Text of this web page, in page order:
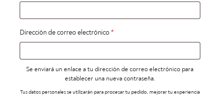
Dirección de correo electrónico *Obligatorio
Se enviará un enlace a tu dirección de correo electrónico para
establecer una nueva contraseña.
Tus datos personales se utilizarán para procesar tu pedido, mejorar tu experiencia